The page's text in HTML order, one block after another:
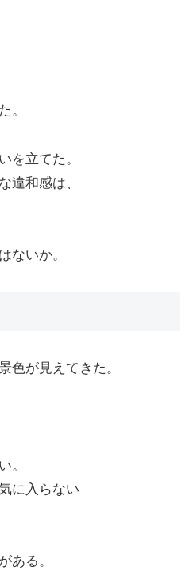
。
を立てた。
違和感は、
ないか。
色が見えてきた。
。
に入らない
ある。